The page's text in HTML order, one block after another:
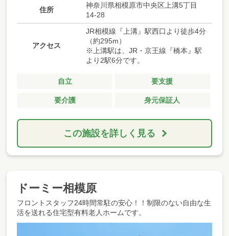
住所
神奈川県相模原市中央区上溝5丁目
14-28
アクセス
JR相模線『上溝』駅西口より徒歩4分
（約295m）
※上溝駅は、JR・京王線『橋本』駅
より2駅6分です。
自立 要支援
要介護 身元保証人
この施設を詳しく見る
ドーミー相模原
フロントスタッフ24時間常駐の安心！！制限のない自由な生
活を送れる住宅型有料老人ホームです。